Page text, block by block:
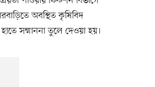
অবস্থিত কৃষিবিদ
সম্মাননা তুলে দেওয়া হয়।